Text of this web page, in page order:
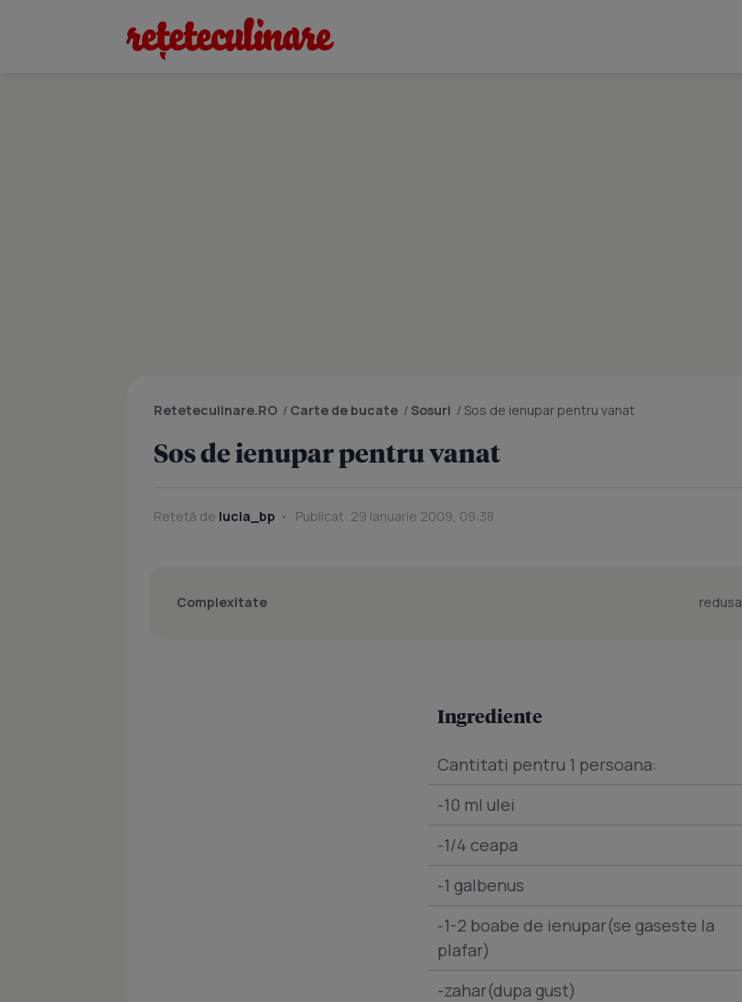
Reteteculinare.RO / Carte de bucate / Sosuri /Sos de ienupar pentru vanat
Sos de ienupar pentru vanat
Rețetă de lucia_bp Publicat: 29 Ianuarie 2009, 09:38
Complexitate redusa
Ingrediente
Cantitati pentru 1 persoana:
-10 ml ulei
-1/4 ceapa
-1 galbenus
-1-2 boabe de ienupar(se gaseste la
plafar)
-zahar(dupa gust)